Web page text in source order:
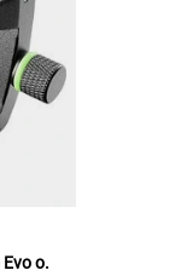
o.